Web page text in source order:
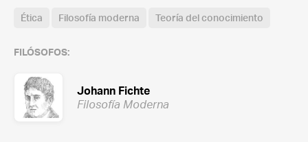
Ética Filosofía moderna Teoría del conocimiento
FILÓSOFOS:
Johann Fichte
Filosofía Moderna